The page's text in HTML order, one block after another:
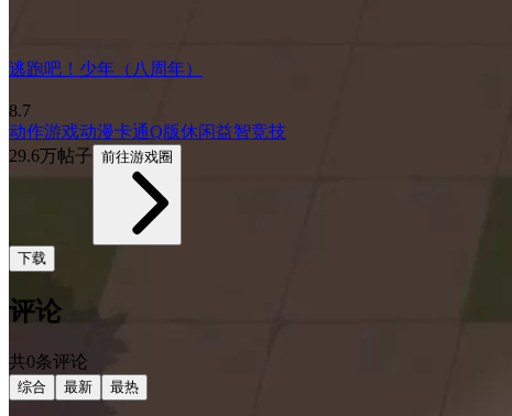
逃跑吧！少年（八周年）
8.7
动作游戏动漫卡通Q版休闲益智竞技
29.6万帖子 前往游戏圈
下载
评论
共0条评论
综合 最新 最热